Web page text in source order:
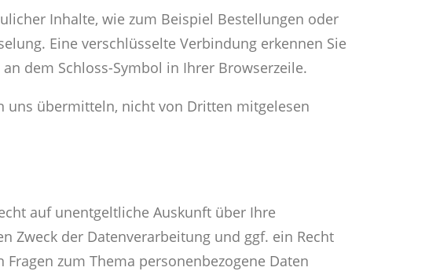
Inhalte, wie zum Beispiel Bestellungen oder
Eine verschlüsselte Verbindung erkennen Sie
dem Schloss-Symbol in Ihrer Browserzeile.
uns übermitteln, nicht von Dritten mitgelesen
auf unentgeltliche Auskunft über Ihre
Zweck der Datenverarbeitung und ggf. ein Recht
zum Thema personenbezogene Daten